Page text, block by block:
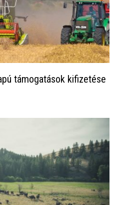
támogatások kifizetése